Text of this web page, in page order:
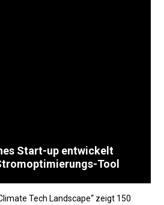
Start-up entwickelt
Tool
Tech Landscape“ zeigt 150